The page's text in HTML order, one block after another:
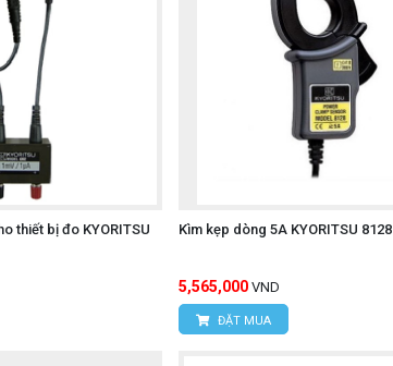
thiết bị đo KYORITSU
Kìm kẹp dòng 5A KYORITSU 8128
5,565,000 VND
ĐẶT MUA